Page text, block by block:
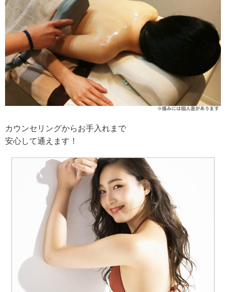
カウンセリングからお手入れまで
安心して通えます！